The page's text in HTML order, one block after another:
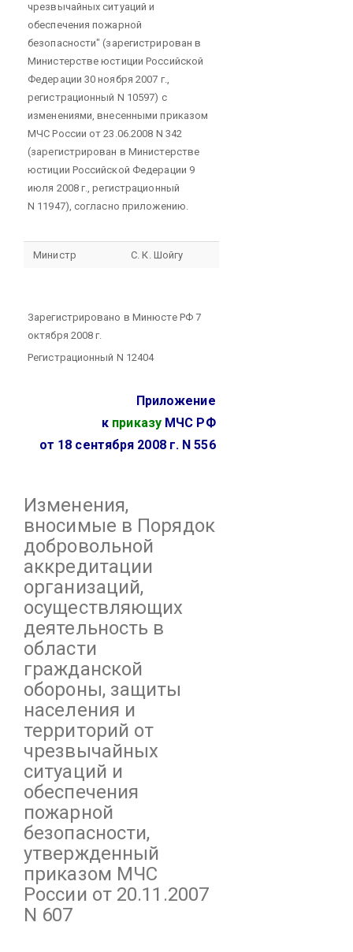
чрезвычайных ситуаций и
обеспечения пожарной
безопасности" (зарегистрирован в
Министерстве юстиции Российской
Федерации 30 ноября 2007 г.,
регистрационный N 10597) с
изменениями, внесенными приказом
МЧС России от 23.06.2008 N 342
(зарегистрирован в Министерстве
юстиции Российской Федерации 9
июля 2008 г., регистрационный
N 11947), согласно приложению.
Министр С. К. Шойгу
Зарегистрировано в Минюсте РФ 7
октября 2008 г.
Регистрационный N 12404
Приложение
к приказуМЧС РФ
от 18 сентября 2008 г. N 556
Изменения,
вносимые в Порядок
добровольной
аккредитации
организаций,
осуществляющих
деятельность в
области
гражданской
обороны, защиты
населения и
территорий от
чрезвычайных
ситуаций и
обеспечения
пожарной
безопасности,
утвержденный
приказом МЧС
России от 20.11.2007
N 607